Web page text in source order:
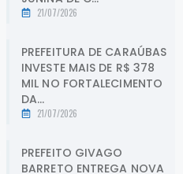
21/07/2026
PREFEITURA DE CARAÚBAS
INVESTE MAIS DE R$ 378
MIL NO FORTALECIMENTO
DA...
21/07/2026
PREFEITO GIVAGO
BARRETO ENTREGA NOVA